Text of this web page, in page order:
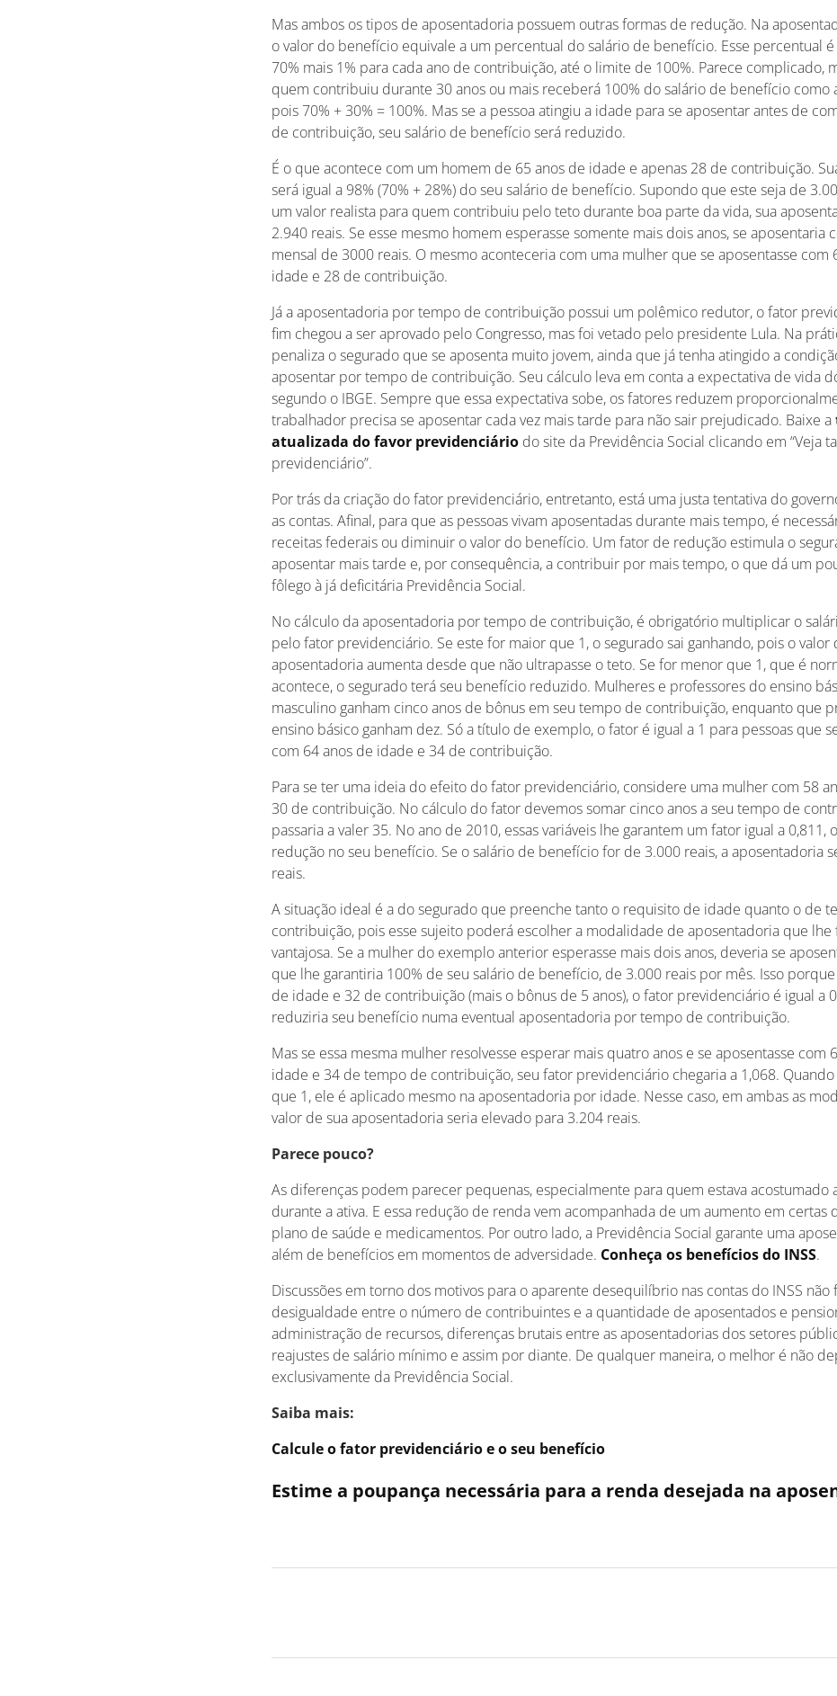
Mas ambos os tipos de aposentadoria possuem outras formas de redução. Na
o valor do benefício equivale a um percentual do salário de benefício. Esse percentual é
70% mais 1% para cada ano de contribuição, até o limite de 100%. Parece complicado,
quem contribuiu durante 30 anos ou mais receberá 100% do salário de benefício como
pois 70% + 30% = 100%. Mas se a pessoa atingiu a idade para se aposentar antes de
de contribuição, seu salário de benefício será reduzido.
É o que acontece com um homem de 65 anos de idade e apenas 28 de contribuição.
será igual a 98% (70% + 28%) do seu salário de benefício. Supondo que este seja de
um valor realista para quem contribuiu pelo teto durante boa parte da vida, sua
2.940 reais. Se esse mesmo homem esperasse somente mais dois anos, se aposentaria
mensal de 3000 reais. O mesmo aconteceria com uma mulher que se aposentasse com
idade e 28 de contribuição.
Já a aposentadoria por tempo de contribuição possui um polêmico redutor, o fator
fim chegou a ser aprovado pelo Congresso, mas foi vetado pelo presidente Lula. Na
penaliza o segurado que se aposenta muito jovem, ainda que já tenha atingido a
aposentar por tempo de contribuição. Seu cálculo leva em conta a expectativa de vida
segundo o IBGE. Sempre que essa expectativa sobe, os fatores reduzem
trabalhador precisa se aposentar cada vez mais tarde para não sair prejudicado. Baixe a
atualizada do favor previdenciário do site da Previdência Social clicando em “Veja
previdenciário”.
Por trás da criação do fator previdenciário, entretanto, está uma justa tentativa do
as contas. Afinal, para que as pessoas vivam aposentadas durante mais tempo, é
receitas federais ou diminuir o valor do benefício. Um fator de redução estimula o
aposentar mais tarde e, por consequência, a contribuir por mais tempo, o que dá um
fôlego à já deficitária Previdência Social.
No cálculo da aposentadoria por tempo de contribuição, é obrigatório multiplicar o
pelo fator previdenciário. Se este for maior que 1, o segurado sai ganhando, pois o valor
aposentadoria aumenta desde que não ultrapasse o teto. Se for menor que 1, que é
acontece, o segurado terá seu benefício reduzido. Mulheres e professores do ensino
masculino ganham cinco anos de bônus em seu tempo de contribuição, enquanto que
ensino básico ganham dez. Só a título de exemplo, o fator é igual a 1 para pessoas que
com 64 anos de idade e 34 de contribuição.
Para se ter uma ideia do efeito do fator previdenciário, considere uma mulher com 58
30 de contribuição. No cálculo do fator devemos somar cinco anos a seu tempo de
passaria a valer 35. No ano de 2010, essas variáveis lhe garantem um fator igual a 0,811,
redução no seu benefício. Se o salário de benefício for de 3.000 reais, a aposentadoria
reais.
A situação ideal é a do segurado que preenche tanto o requisito de idade quanto o de
contribuição, pois esse sujeito poderá escolher a modalidade de aposentadoria que lhe
vantajosa. Se a mulher do exemplo anterior esperasse mais dois anos, deveria se
que lhe garantiria 100% de seu salário de benefício, de 3.000 reais por mês. Isso
de idade e 32 de contribuição (mais o bônus de 5 anos), o fator previdenciário é igual a
reduziria seu benefício numa eventual aposentadoria por tempo de contribuição.
Mas se essa mesma mulher resolvesse esperar mais quatro anos e se aposentasse com
idade e 34 de tempo de contribuição, seu fator previdenciário chegaria a 1,068.
que 1, ele é aplicado mesmo na aposentadoria por idade. Nesse caso, em ambas as
valor de sua aposentadoria seria elevado para 3.204 reais.
Parece pouco?
As diferenças podem parecer pequenas, especialmente para quem estava acostumado
durante a ativa. E essa redução de renda vem acompanhada de um aumento em certas
plano de saúde e medicamentos. Por outro lado, a Previdência Social garante uma
além de benefícios em momentos de adversidade. Conheça os benefícios do INSS.
Discussões em torno dos motivos para o aparente desequilíbrio nas contas do INSS não
desigualdade entre o número de contribuintes e a quantidade de aposentados e
administração de recursos, diferenças brutais entre as aposentadorias dos setores
reajustes de salário mínimo e assim por diante. De qualquer maneira, o melhor é não
exclusivamente da Previdência Social.
Saiba mais:
Calcule o fator previdenciário e o seu benefício
Estime a poupança necessária para a renda desejada na